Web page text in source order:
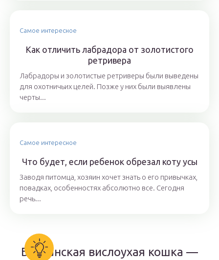
Самое интересное
Как отличить лабрадора от золотистого
ретривера
Лабрадоры и золотистые ретриверы были выведены
для охотничьих целей. Позже у них были выявлены
черты...
Самое интересное
Что будет, если ребенок обрезал коту усы
Заводя питомца, хозяин хочет знать о его привычках,
повадках, особенностях абсолютно все. Сегодня
речь...
Британская вислоухая кошка —